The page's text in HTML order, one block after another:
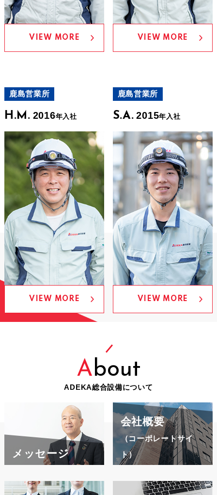
VIEW MORE VIEW MORE
鹿島営業所
H.M. 2016年入社
VIEW MORE
鹿島営業所
S.A. 2015年入社
VIEW MORE
About
ADEKA総合設備について
メッセージ
会社概要
（コーポレートサイ
ト）